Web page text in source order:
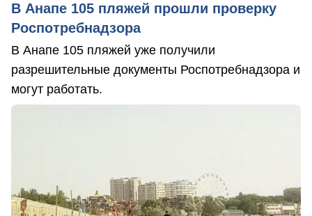
В Анапе 105 пляжей прошли проверку
Роспотребнадзора
В Анапе 105 пляжей уже получили
разрешительные документы Роспотребнадзора и
могут работать.